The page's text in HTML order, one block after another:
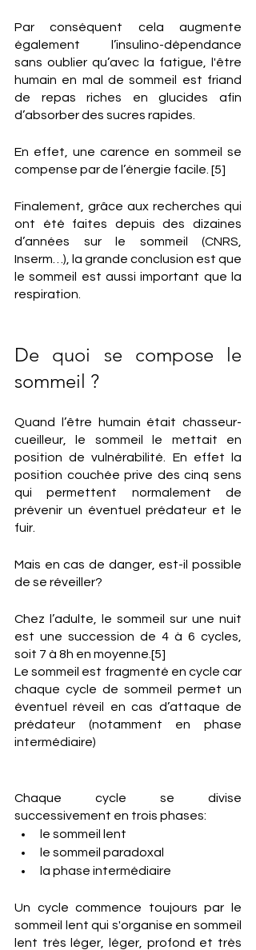
Par conséquent cela augmente
également l’insulino-dépendance
sans oublier qu’avec la fatigue, l'être
humain en mal de sommeil est friand
de repas riches en glucides afin
d’absorber des sucres rapides.
En effet, une carence en sommeil se
compense par de l’énergie facile. [5]
Finalement, grâce aux recherches qui
ont été faites depuis des dizaines
d’années sur le sommeil (CNRS,
Inserm…), la grande conclusion est que
le sommeil est aussi important que la
respiration.
De quoi se compose le
sommeil ?
Quand l’être humain était chasseur-
cueilleur, le sommeil le mettait en
position de vulnérabilité. En effet la
position couchée prive des cinq sens
qui permettent normalement de
prévenir un éventuel prédateur et le
fuir.
Mais en cas de danger, est-il possible
de se réveiller?
Chez l’adulte, le sommeil sur une nuit
est une succession de 4 à 6 cycles,
soit 7 à 8h en moyenne.[5]
Le sommeil est fragmenté en cycle car
chaque cycle de sommeil permet un
éventuel réveil en cas d’attaque de
prédateur (notamment en phase
intermédiaire)
Chaque cycle se divise
successivement en trois phases:
le sommeil lent
le sommeil paradoxal
la phase intermédiaire
Un cycle commence toujours par le
sommeil lent qui s'organise en sommeil
lent très léger, léger, profond et très